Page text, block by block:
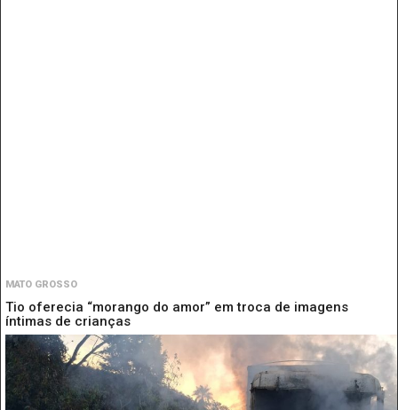
MATO GROSSO
Tio oferecia “morango do amor” em troca de imagens
íntimas de crianças